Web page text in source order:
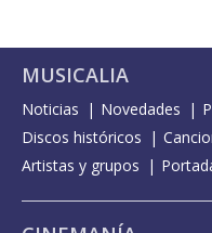
MUSICALIA
Noticias Novedades
Discos históricos
Artistas y grupos